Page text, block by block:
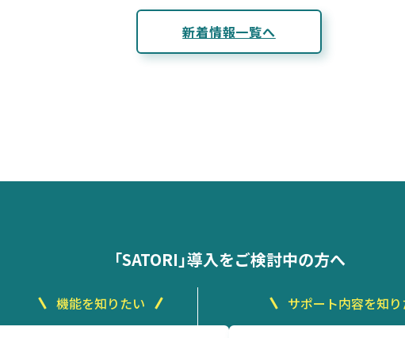
新着情報一覧へ
「SATORI」導入をご検討中の方へ
機能を知りたい サポート内容を知り